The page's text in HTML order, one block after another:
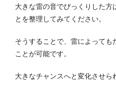
大きな雷の音でびっくりした方
とを整理してみてください。
そうすることで、雷によっても
ことが可能です。
大きなチャンスへと変化させら